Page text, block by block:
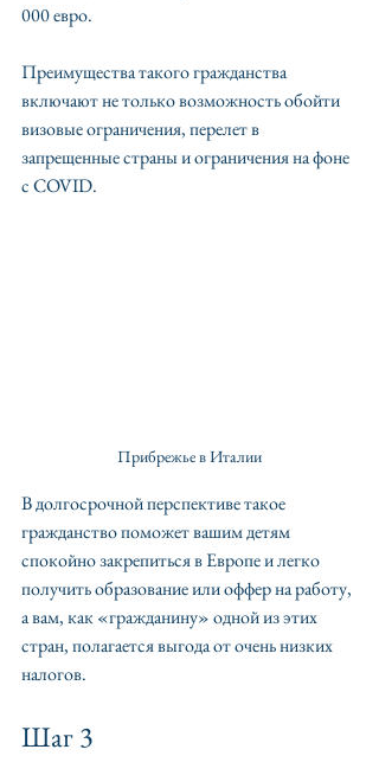
000 евро.
Преимущества такого гражданства
включают не только возможность обойти
визовые ограничения, перелет в
запрещенные страны и ограничения на фоне
с COVID.
Прибрежье в Италии
В долгосрочной перспективе такое
гражданство поможет вашим детям
спокойно закрепиться в Европе и легко
получить образование или оффер на работу,
а вам, как «гражданину» одной из этих
стран, полагается выгода от очень низких
налогов.
Шаг 3